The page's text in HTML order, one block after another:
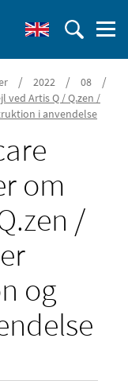
/ 2022 / 08 /
ved Artis Q / Q.zen /
i anvendelse
om
/
og